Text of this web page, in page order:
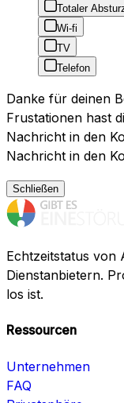
Totaler
Wi-fi
TV
Telefon
Danke für deinen
Frustationen hast
Nachricht in den
Nachricht in den
Schließen
Echtzeitstatus von
Dienstanbietern.
los ist.
Ressourcen
Unternehmen
FAQ